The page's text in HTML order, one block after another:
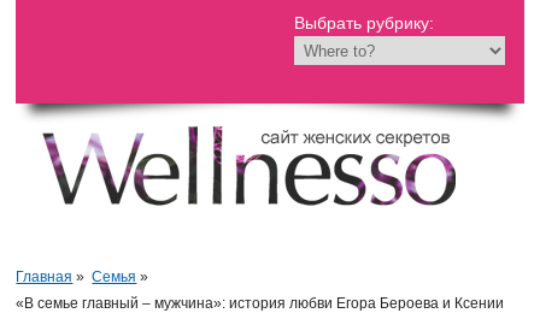
Выбрать рубрику:
Главная » Семья »
«В семье главный – мужчина»: история любви Егора Бероева и Ксении